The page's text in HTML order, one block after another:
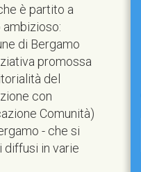
è partito a
di Bergamo
promossa
del
con
Comunità)
- che si
diffusi in varie